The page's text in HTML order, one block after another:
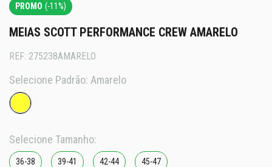
PROMO (-11%)
MEIAS SCOTT PERFORMANCE CREW AMARELO
REF: 275238AMARELO
Selecione Padrão: Amarelo
Selecione Tamanho:
36-38 39-41 42-44 45-47